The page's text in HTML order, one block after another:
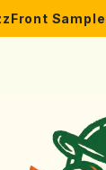
Sampler